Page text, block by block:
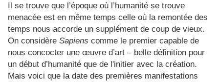
Il se trouve que l’époque où l’humanité se trouve
menacée est en même temps celle où la remontée des
temps nous accorde un supplément de coup de vieux.
On considère Sapiens comme le premier capable de
nous concocter une œuvre d’art – belle définition pour
un début d’humanité que de l'initier avec la création.
Mais voici que la date des premières manifestations